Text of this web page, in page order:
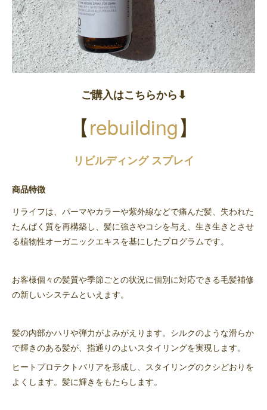
ご購入はこちらから⬇︎
【rebuilding】
リビルディング スプレイ
商品特徴
リライフは、パーマやカラーや紫外線などで痛んだ髪、失われた
たんぱく質を再構築し、髪に強さやコシを与え、生き生きとさせ
る植物性オーガニックエキスを基にしたプログラムです。
お客様個々の髪質や季節ごとの状況に個別に対応できる毛髪補修
の新しいシステムといえます。
髪の内部かハリや弾力がよみがえります。シルクのような滑らか
で輝きのある髪が、指通りのよいスタイリングを実現します。
ヒートプロテクトバリアを形成し、スタイリングのクシどおりを
よくします。髪に輝きをもたらします。